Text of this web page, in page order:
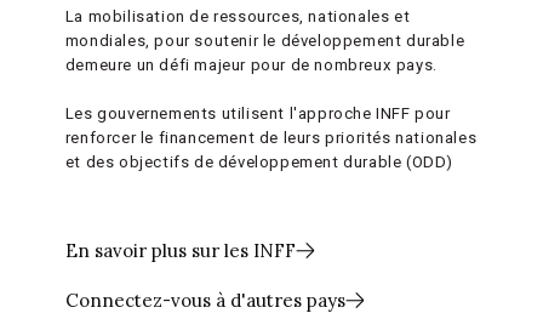
La mobilisation de ressources, nationales et
mondiales, pour soutenir le développement durable
demeure un défi majeur pour de nombreux pays.
Les gouvernements utilisent l'approche INFF pour
renforcer le financement de leurs priorités nationales
et des objectifs de développement durable (ODD)
En savoir plus sur les INFF
Connectez-vous à d'autres pays